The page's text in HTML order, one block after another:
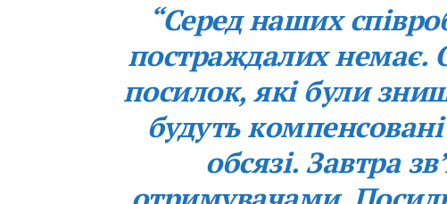
“Серед наших
постраждалих немає.
посилок, які були
будуть
обсязі. Завтра